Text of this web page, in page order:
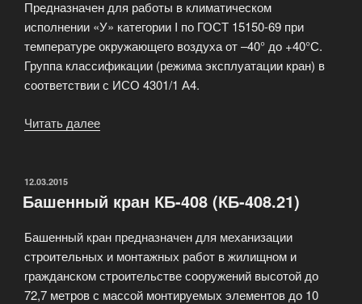
Предназначен для работы в климатическом
исполнении «У» категории I по ГОСТ 15150-69 при
температуре окружающего воздуха от –40° до +40°С.
Группа классификации (режима эксплуатации кран) в
соответствии с ИСО 4301/1 А4.
Читать далее
КБ-405»
ОПУБЛИКОВАНО
12.03.2015
Башенный кран КБ-408 (КБ-408.21)
Башенный кран предназначен для механизации
строительных и монтажных работ в жилищном и
гражданском строительстве сооружений высотой до
72,7 метров с массой монтируемых элементов до 10